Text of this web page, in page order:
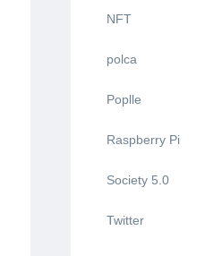
NFT
polca
Poplle
Raspberry Pi
Society 5.0
Twitter